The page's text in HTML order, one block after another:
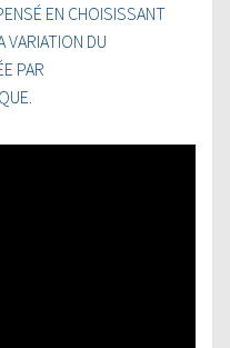
EN CHOISISSANT
VARIATION DU
PAR